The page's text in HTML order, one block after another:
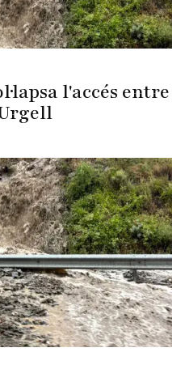
l'accés entre